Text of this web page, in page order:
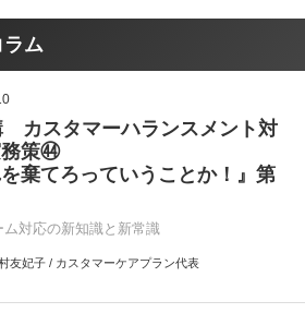
ム
カスタマーハランスメント対
策㊹
を棄てろっていうことか！』第
ム対応の新知識と新常識
友妃子 / カスタマーケアプラン代表